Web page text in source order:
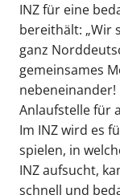
INZ für eine
bereithält: „Wir
ganz
gemeinsames
Anlaufstelle für
Im INZ wird es
spielen, in
INZ aufsucht,
schnell und